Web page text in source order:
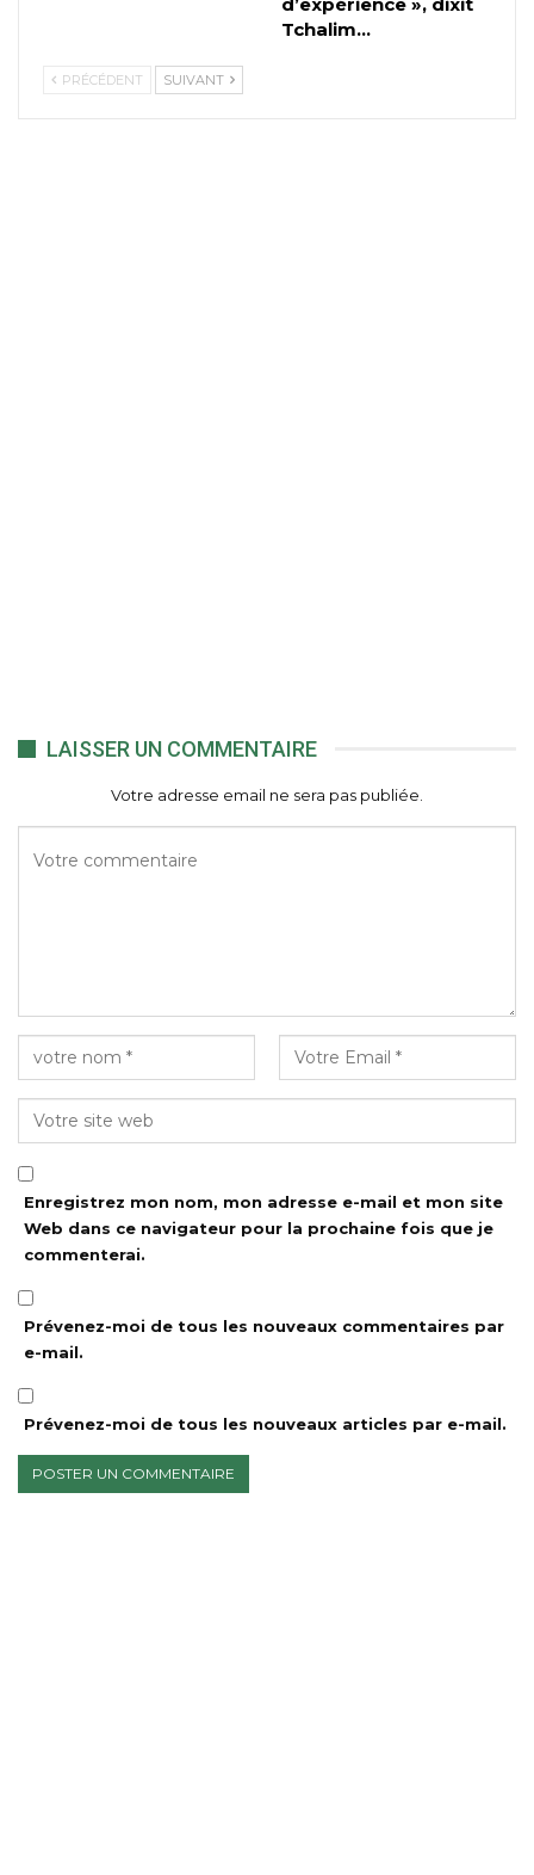
Tchalim…
PRÉCÉDENT SUIVANT
LAISSER UN COMMENTAIRE
Votre adresse email ne sera pas publiée.
Enregistrez mon nom, mon adresse e-mail et mon site
Web dans ce navigateur pour la prochaine fois que je
commenterai.
Prévenez-moi de tous les nouveaux commentaires par
e-mail.
Prévenez-moi de tous les nouveaux articles par e-mail.